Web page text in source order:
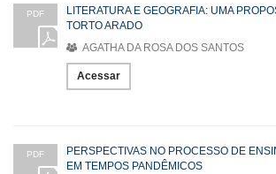
PDF
LITERATURA E GEOGRAFIA: UMA
TORTO ARADO
AGATHA DA ROSA DOS SANTOS
Acessar
PDF
PERSPECTIVAS NO PROCESSO DE
EM TEMPOS PANDÊMICOS